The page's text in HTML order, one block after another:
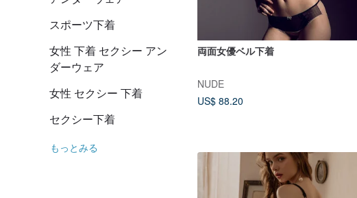
スポーツ下着
女性 下着 セクシー アン
ダーウェア
女性 セクシー 下着
セクシー下着
もっとみる
両面女優ベル下着
NUDE
US$ 88.20